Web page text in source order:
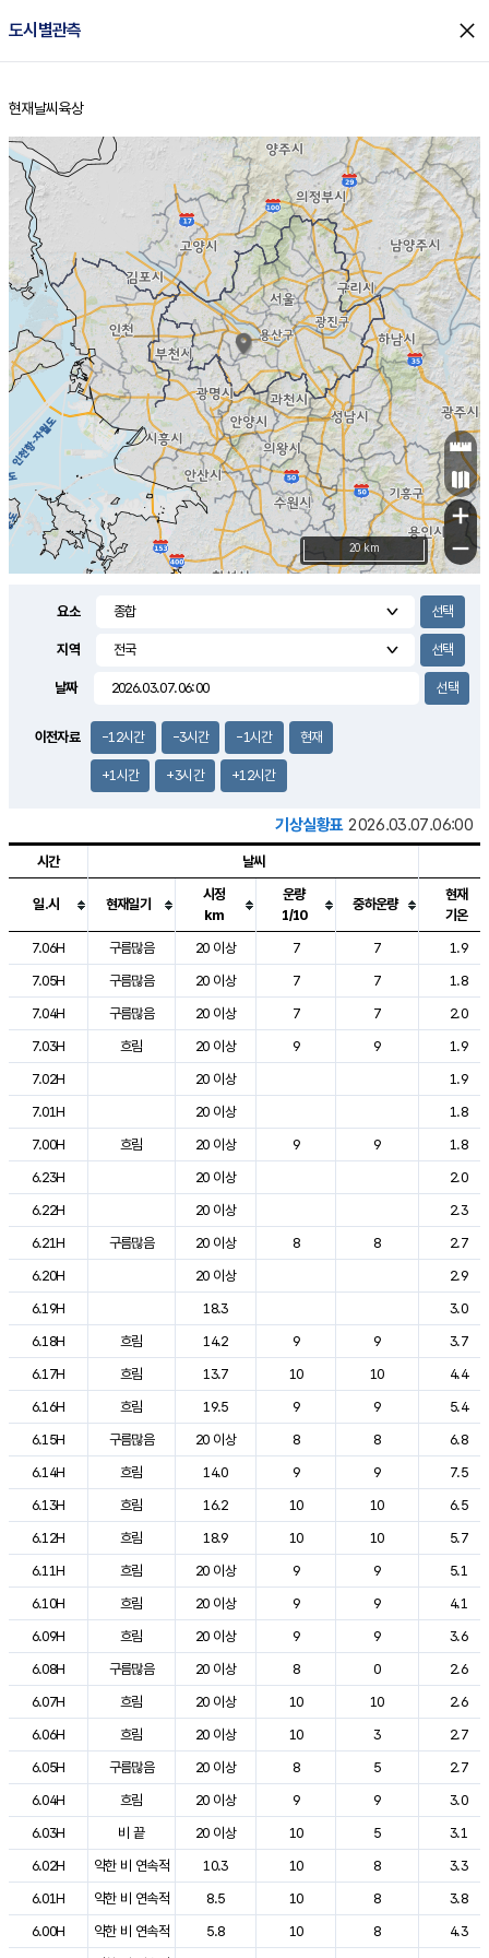
도시별관측 close
홈
현재날씨 육상
+
−
20 km
요소
지역
날짜
이전자료 -12시간 -3시간 -1시간 현재
+1시간 +3시간 +12시간
기상실황표 2026.03.07.06:00
도시별 기상실황표로 지점, 날씨, 기온, 강수, 바람, 기압등을 안내한 표입
시간 날씨
일.시 현재일기
시정
km
운량
1/10
중하운량
현재
기온
7.06H
구름많음 20 이상 7 7
1.9
7.05H
구름많음 20 이상 7 7
1.8
7.04H
구름많음 20 이상 7 7
2.0
7.03H
흐림 20 이상 9 9
1.9
7.02H
20 이상
1.9
7.01H
20 이상
1.8
7.00H
흐림 20 이상 9 9
1.8
6.23H
20 이상
2.0
6.22H
20 이상
2.3
6.21H
구름많음 20 이상 8 8
2.7
6.20H
20 이상
2.9
6.19H
18.3
3.0
6.18H
흐림 14.2 9 9
3.7
6.17H
흐림 13.7 10 10
4.4
6.16H
흐림 19.5 9 9
5.4
6.15H
구름많음 20 이상 8 8
6.8
6.14H
흐림 14.0 9 9
7.5
6.13H
흐림 16.2 10 10
6.5
6.12H
흐림 18.9 10 10
5.7
6.11H
흐림 20 이상 9 9
5.1
6.10H
흐림 20 이상 9 9
4.1
6.09H
흐림 20 이상 9 9
3.6
6.08H
구름많음 20 이상 8 0
2.6
6.07H
흐림 20 이상 10 10
2.6
6.06H
흐림 20 이상 10 3
2.7
6.05H
구름많음 20 이상 8 5
2.7
6.04H
흐림 20 이상 9 9
3.0
6.03H
비 끝 20 이상 10 5
3.1
6.02H
약한 비 연속적 10.3 10 8
3.3
6.01H
약한 비 연속적 8.5 10 8
3.8
6.00H
약한 비 연속적 5.8 10 8
4.3